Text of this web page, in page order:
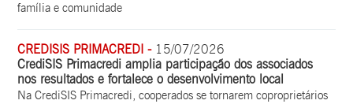
família e comunidade
CREDISIS PRIMACREDI -15/07/2026
CrediSIS Primacredi amplia participação dos associados
nos resultados e fortalece o desenvolvimento local
Na CrediSIS Primacredi, cooperados se tornarem coproprietários